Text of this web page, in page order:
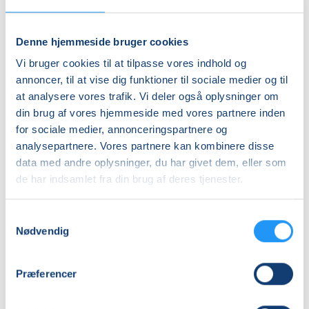
Denne hjemmeside bruger cookies
Vi bruger cookies til at tilpasse vores indhold og
annoncer, til at vise dig funktioner til sociale medier og til
at analysere vores trafik. Vi deler også oplysninger om
din brug af vores hjemmeside med vores partnere inden
for sociale medier, annonceringspartnere og
analysepartnere. Vores partnere kan kombinere disse
data med andre oplysninger, du har givet dem, eller som
de har indsamlet fra din brug af deres tjenester.
Nødvendig
Præferencer
Slagelse(Forsamlingsrummet)
Praktiske oplysninger
Mødegange